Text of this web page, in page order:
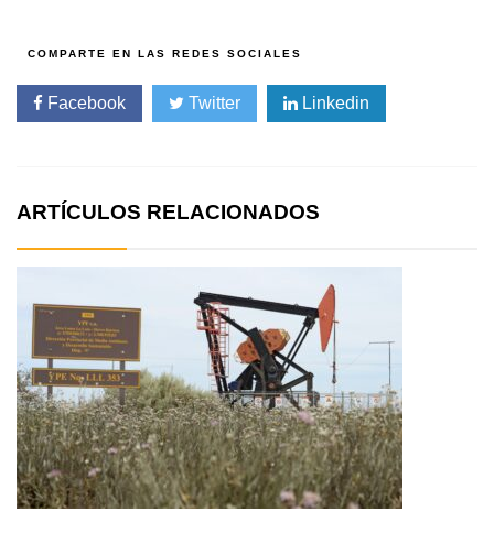
Facebook Twitter Linkedin
ARTÍCULOS RELACIONADOS